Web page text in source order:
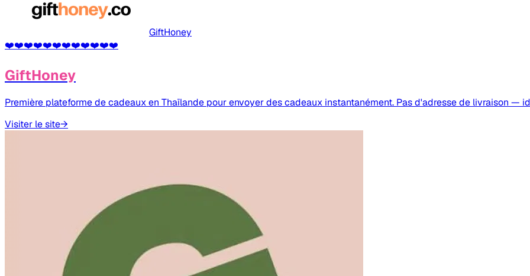
GiftHoney
❤️❤️❤️❤️❤️❤️❤️❤️❤️❤️❤️❤️
GiftHoney
Première plateforme de cadeaux en Thaïlande pour envoyer des cadeaux instantanément. Pas d'adresse de livraison —
Visiter le site→